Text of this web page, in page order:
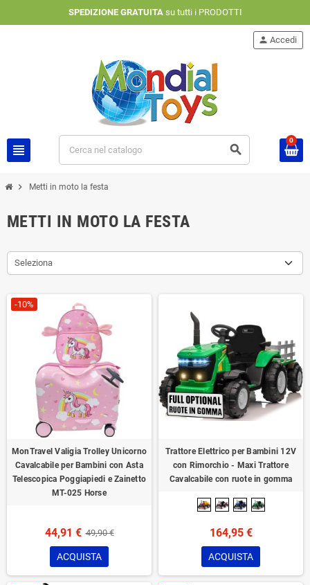
SPEDIZIONE GRATUITAsu tutti i PRODOTTI
view_headline search
person Accedi
0
chevron_right Metti in moto la festa
METTI IN MOTO LA FESTA
Seleziona
-10%
MonTravel Valigia Trolley Unicorno
Cavalcabile per Bambini con Asta
Telescopica Poggiapiedi e Zainetto
MT-025 Horse
44,91 € 49,90 €
ACQUISTA
Trattore Elettrico per Bambini 12V
con Rimorchio - Maxi Trattore
Cavalcabile con ruote in gomma
164,95 €
ACQUISTA